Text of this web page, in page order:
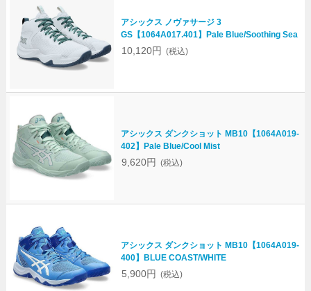
アシックス ノヴァサージ 3
GS【1064A017.401】Pale Blue/Soothing Sea
10,120円 (税込)
アシックス ダンクショット MB10【1064A019-
402】Pale Blue/Cool Mist
9,620円 (税込)
アシックス ダンクショット MB10【1064A019-
400】BLUE COAST/WHITE
5,900円 (税込)